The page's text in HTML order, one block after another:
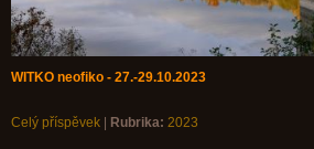
WITKO neofiko - 27.-29.10.2023
Celý příspěvek Rubrika: 2023